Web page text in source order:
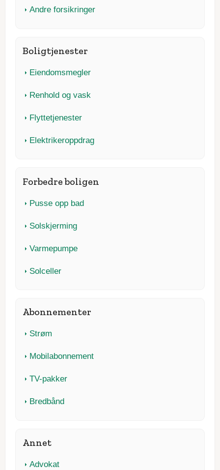
Andre forsikringer
Boligtjenester
Eiendomsmegler
Renhold og vask
Flyttetjenester
Elektrikeroppdrag
Forbedre boligen
Pusse opp bad
Solskjerming
Varmepumpe
Solceller
Abonnementer
Strøm
Mobilabonnement
TV-pakker
Bredbånd
Annet
Advokat